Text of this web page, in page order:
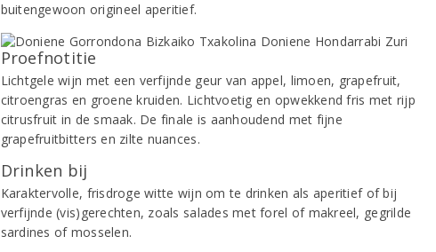
buitengewoon origineel aperitief.
Proefnotitie
Lichtgele wijn met een verfijnde geur van appel, limoen, grapefruit,
citroengras en groene kruiden. Lichtvoetig en opwekkend fris met rijp
citrusfruit in de smaak. De finale is aanhoudend met fijne
grapefruitbitters en zilte nuances.
Drinken bij
Karaktervolle, frisdroge witte wijn om te drinken als aperitief of bij
verfijnde (vis)gerechten, zoals salades met forel of makreel, gegrilde
sardines of mosselen.